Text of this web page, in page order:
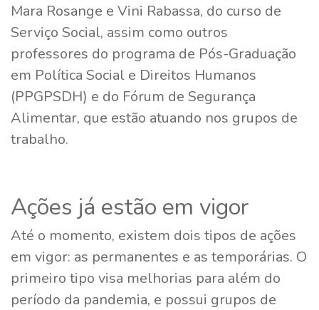
Mara Rosange e Vini Rabassa, do curso de
Serviço Social, assim como outros
professores do programa de Pós-Graduação
em Política Social e Direitos Humanos
(PPGPSDH) e do Fórum de Segurança
Alimentar, que estão atuando nos grupos de
trabalho.
Ações já estão em vigor
Até o momento, existem dois tipos de ações
em vigor: as permanentes e as temporárias. O
primeiro tipo visa melhorias para além do
período da pandemia, e possui grupos de